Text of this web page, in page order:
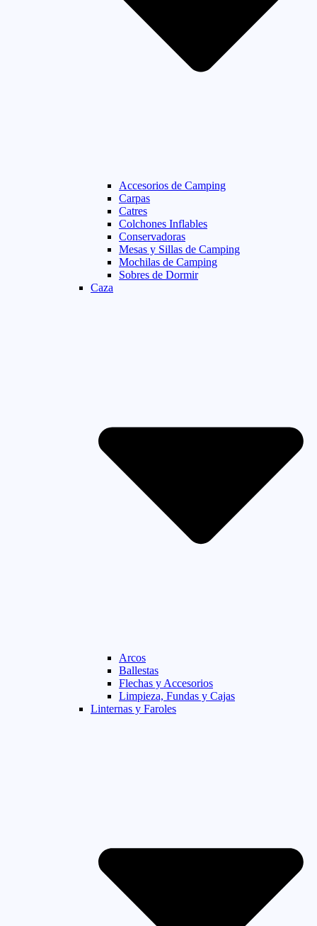
Accesorios de Camping
Carpas
Catres
Colchones Inflables
Conservadoras
Mesas y Sillas de Camping
Mochilas de Camping
Sobres de Dormir
Caza
Arcos
Ballestas
Flechas y Accesorios
Limpieza, Fundas y Cajas
Linternas y Faroles